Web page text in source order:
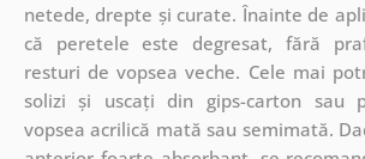
netede, drepte și curate. Înainte de
că peretele este degresat, fără
resturi de vopsea veche. Cele mai
solizi și uscați din gips-carton sau
vopsea acrilică mată sau semimată.